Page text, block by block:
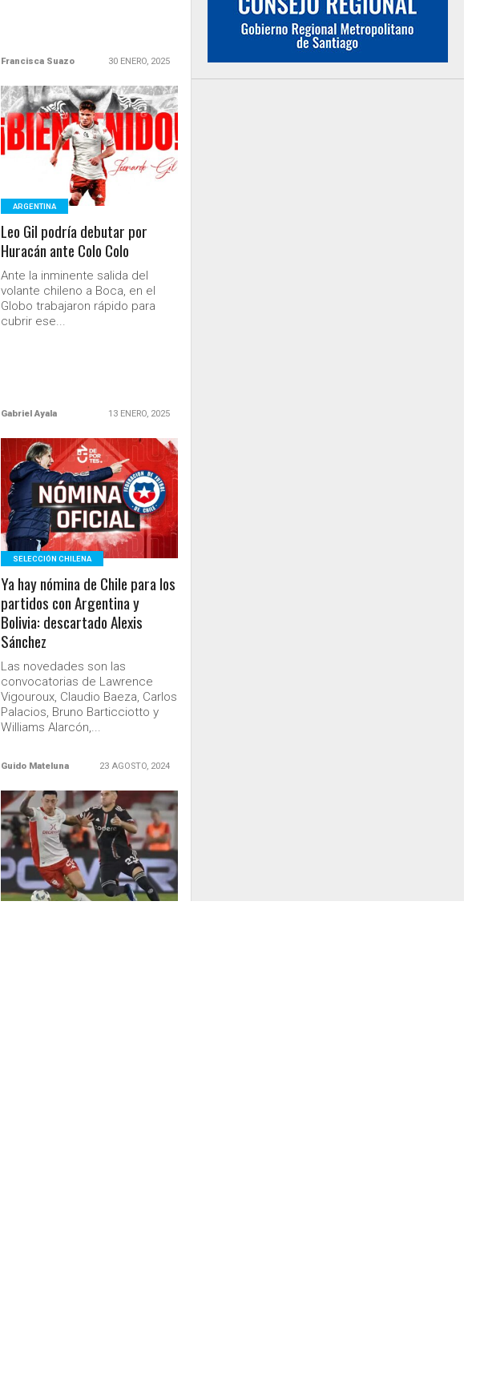
Francisca Suazo 30 ENERO, 2025
LEER MÁS
ARGENTINA
Leo Gil podría debutar por
Huracán ante Colo Colo
Ante la inminente salida del
volante chileno a Boca, en el
Globo trabajaron rápido para
cubrir ese...
Gabriel Ayala 13 ENERO, 2025
LEER MÁS
SELECCIÓN CHILENA
Ya hay nómina de Chile para los
partidos con Argentina y
Bolivia: descartado Alexis
Sánchez
Las novedades son las
convocatorias de Lawrence
Vigouroux, Claudio Baeza, Carlos
Palacios, Bruno Barticciotto y
Williams Alarcón,...
Guido Mateluna 23 AGOSTO, 2024
LEER MÁS